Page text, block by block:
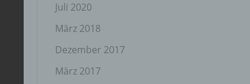
Juli 2020
März 2018
Dezember 2017
März 2017